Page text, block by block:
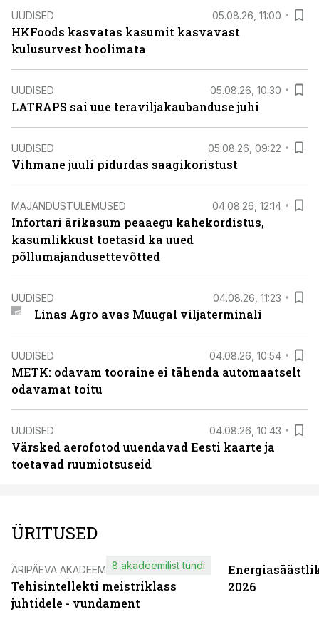
UUDISED 05.08.26, 11:00
HKFoods kasvatas kasumit kasvavast
kulusurvest hoolimata
UUDISED 05.08.26, 10:30
LATRAPS sai uue teraviljakaubanduse juhi
UUDISED 05.08.26, 09:22
Vihmane juuli pidurdas saagikoristust
MAJANDUSTULEMUSED 04.08.26, 12:14
Infortari ärikasum peaaegu kahekordistus,
kasumlikkust toetasid ka uued
põllumajandusettevõtted
UUDISED 04.08.26, 11:23
Linas Agro avas Muugal viljaterminali
UUDISED 04.08.26, 10:54
METK: odavam tooraine ei tähenda automaatselt
odavamat toitu
UUDISED 04.08.26, 10:43
Värsked aerofotod uuendavad Eesti kaarte ja
toetavad ruumiotsuseid
ÜRITUSED
ÄRIPÄEVA AKADEEMIA
Tehisintellekti meistriklass
juhtidele - vundament
8 akadeemilist tundi
2026